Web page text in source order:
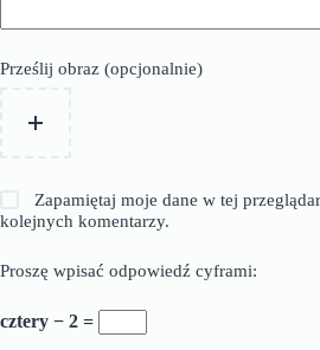
Prześlij obraz (opcjonalnie)
Zapamiętaj moje dane w tej
kolejnych komentarzy.
Proszę wpisać odpowiedź cyframi:
cztery − 2 =